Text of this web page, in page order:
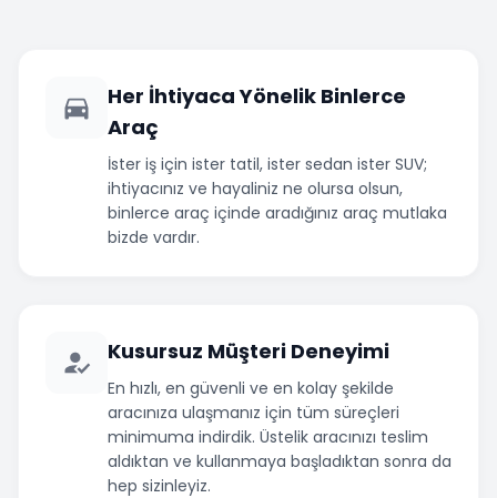
Her İhtiyaca Yönelik Binlerce
Araç
İster iş için ister tatil, ister sedan ister SUV;
ihtiyacınız ve hayaliniz ne olursa olsun,
binlerce araç içinde aradığınız araç mutlaka
bizde vardır.
Kusursuz Müşteri Deneyimi
En hızlı, en güvenli ve en kolay şekilde
aracınıza ulaşmanız için tüm süreçleri
minimuma indirdik. Üstelik aracınızı teslim
aldıktan ve kullanmaya başladıktan sonra da
hep sizinleyiz.